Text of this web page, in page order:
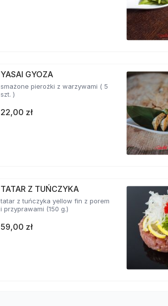
YASAI GYOZA
smażone pierożki z warzywami ( 5
szt. )
22,00 zł
TATAR Z TUŃCZYKA
tatar z tuńczyka yellow fin z porem
i przyprawami (150 g.)
59,00 zł